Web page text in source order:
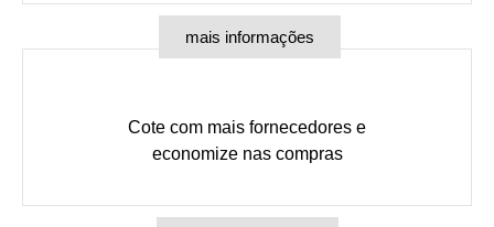
mais informações
Cote com mais fornecedores e
economize nas compras